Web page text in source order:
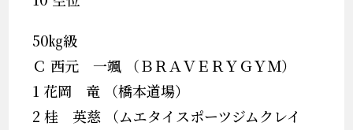
50㎏級
Ｃ 西元 一颯 （ＢＲＡＶＥＲＹＧＹＭ）
1 花岡 竜 （橋本道場）
2 桂 英慈 （ムエタイスポーツジムクレイ